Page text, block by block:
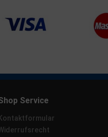
Service
Kontaktformular